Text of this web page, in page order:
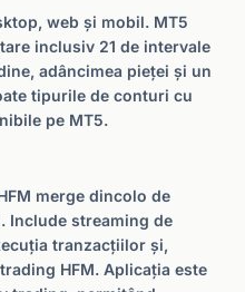
web și mobil. MT5
inclusiv 21 de intervale
adâncimea pieței și un
tipurile de conturi cu
pe MT5.
merge dincolo de
Include streaming de
tranzacțiilor și,
HFM. Aplicația este